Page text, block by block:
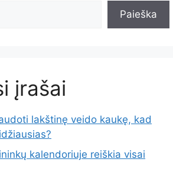
Paieška
įrašai
lakštinę veido kaukę, kad
kalendoriuje reiškia visai